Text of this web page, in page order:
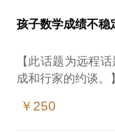
各大考试和高考拉
中考试的“半壁江山
孩子初中数学挺
孩子的数学成绩这
孩子的数学成绩
孩子数学成绩不稳
【此话题为远程
成和行家的约谈。】
题感到困扰：
￥250